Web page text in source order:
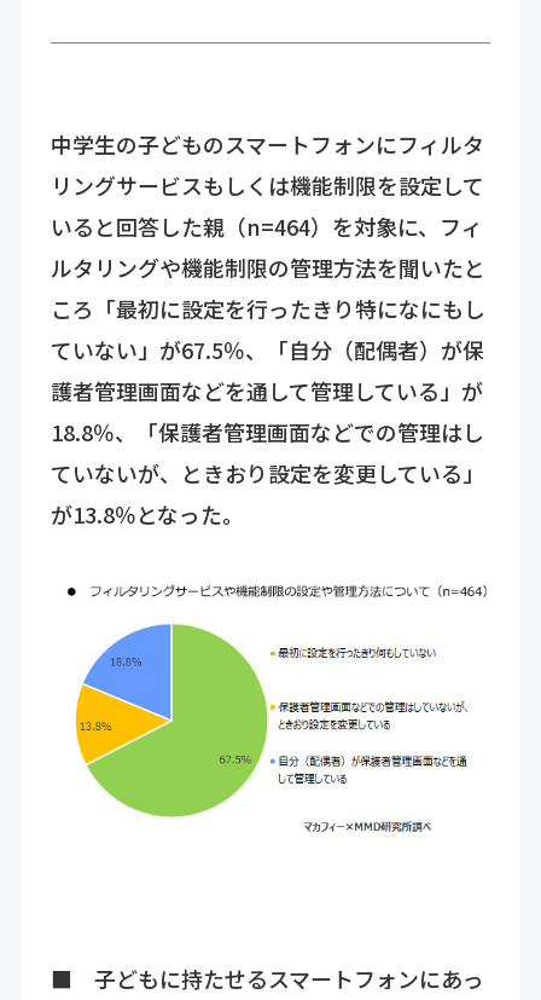
中学生の子どものスマートフォンにフィルタ
リングサービスもしくは機能制限を設定して
いると回答した親（n=464）を対象に、フィ
ルタリングや機能制限の管理方法を聞いたと
ころ「最初に設定を行ったきり特になにもし
ていない」が67.5％、「自分（配偶者）が保
護者管理画面などを通して管理している」が
18.8％、「保護者管理画面などでの管理はし
ていないが、ときおり設定を変更している」
が13.8％となった。
■ 子どもに持たせるスマートフォンにあっ